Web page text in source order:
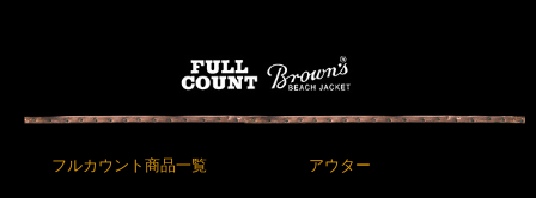
フルカウント商品一覧 アウター